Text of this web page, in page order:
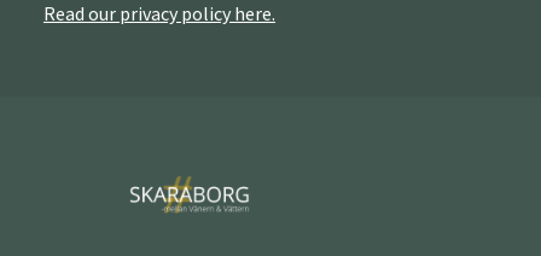
Read our privacy policy here.